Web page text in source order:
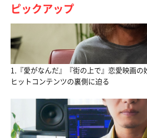
ピックアップ
1.『愛がなんだ』『街の上で』恋愛映画
ヒットコンテンツの裏側に迫る